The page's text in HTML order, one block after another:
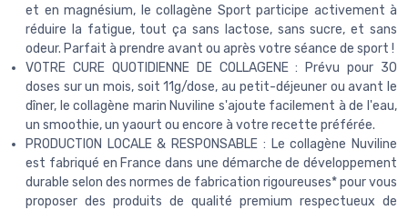
et en magnésium, le collagène Sport participe activement à
réduire la fatigue, tout ça sans lactose, sans sucre, et sans
odeur. Parfait à prendre avant ou après votre séance de sport !
VOTRE CURE QUOTIDIENNE DE COLLAGENE : Prévu pour 30
doses sur un mois, soit 11g/dose, au petit-déjeuner ou avant le
dîner, le collagène marin Nuviline s'ajoute facilement à de l'eau,
un smoothie, un yaourt ou encore à votre recette préférée.
PRODUCTION LOCALE & RESPONSABLE : Le collagène Nuviline
est fabriqué en France dans une démarche de développement
durable selon des normes de fabrication rigoureuses* pour vous
proposer des produits de qualité premium respectueux de